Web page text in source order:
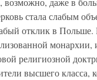
стала слабым
отклик в
религиозной
высшего